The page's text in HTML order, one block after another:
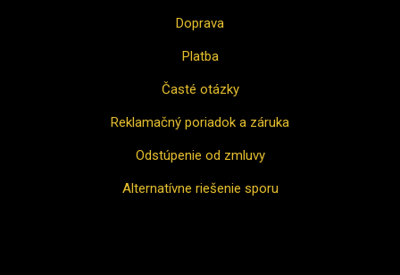
Doprava
Platba
Časté otázky
Reklamačný poriadok a záruka
Odstúpenie od zmluvy
Alternatívne riešenie sporu